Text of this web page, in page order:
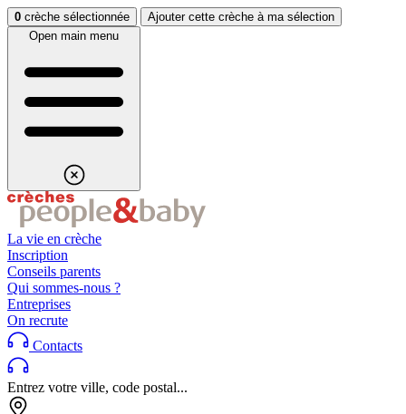
Aller au contenuAller au footer
0 crèche sélectionnée
Ajouter cette crèche à ma sélection
Open main menu
La vie en crèche
Inscription
Conseils parents
Qui sommes-nous ?
Entreprises
On recrute
Contacts
Entrez votre ville, code postal...